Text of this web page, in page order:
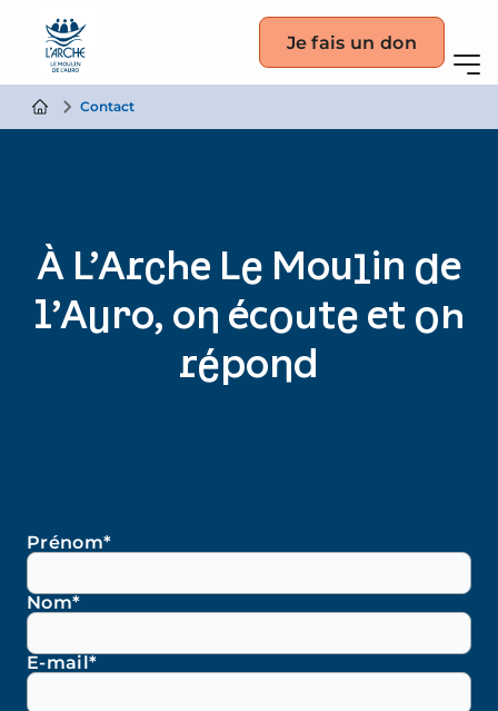
Je fais un don
Contact
À L’Arche Le Moulin de
l’Auro, on écoute et on
répond
Prénom*
Nom*
E-mail*